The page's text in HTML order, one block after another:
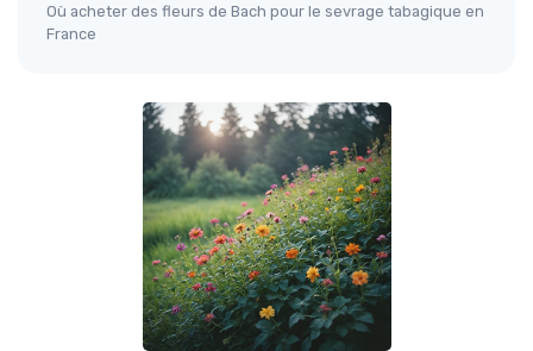
Où acheter des fleurs de Bach pour le sevrage tabagique en
France